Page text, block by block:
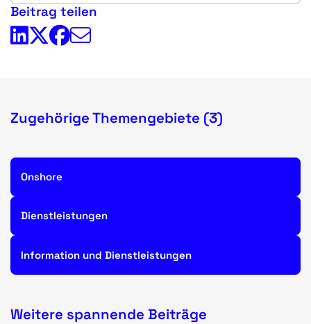
Beitrag teilen
Zugehörige Themengebiete (3)
Onshore
Dienstleistungen
Information und Dienstleistungen
Weitere spannende Beiträge